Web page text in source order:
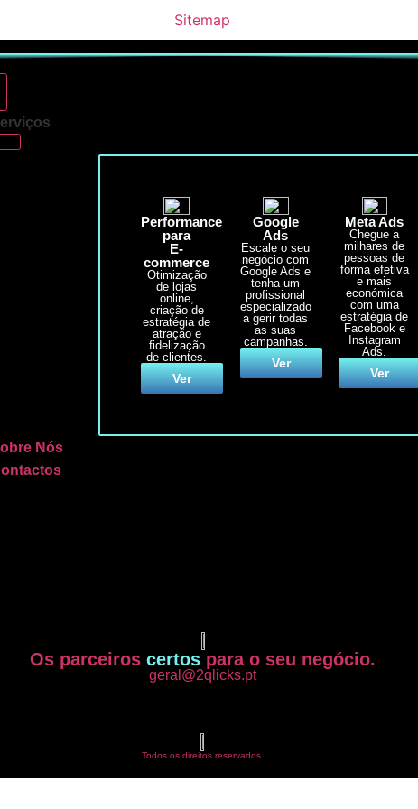
Sitemap
Performance
para
E-
commerce
Otimização
de lojas
online,
criação de
estratégia de
atração e
fidelização
de clientes.
Ver
Google
Ads
Escale o seu
negócio com
Google Ads e
tenha um
profissional
especializado
a gerir todas
as suas
campanhas.
Ver
Meta Ads
Chegue a
milhares de
pessoas de
forma efetiva
e mais
económica
com uma
estratégia de
Facebook e
Instagram
Ads.
Ver
Nós
Os parceiros certospara o seu negócio.
geral@2qlicks.pt
Todos os direitos reservados.